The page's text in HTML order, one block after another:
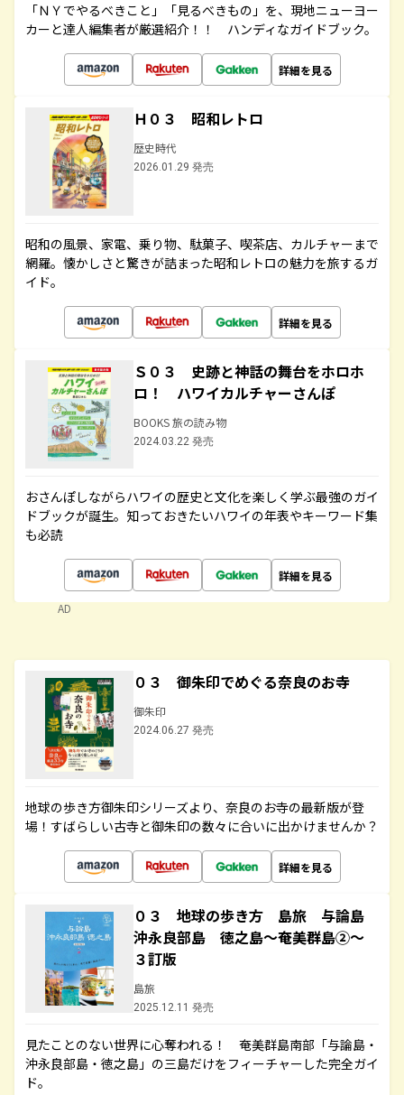
「ＮＹでやるべきこと」「見るべきもの」を、現地ニューヨー
カーと達人編集者が厳選紹介！！ ハンディなガイドブック。
詳細を見る
Ｈ０３ 昭和レトロ
歴史時代
2026.01.29 発売
昭和の風景、家電、乗り物、駄菓子、喫茶店、カルチャーまで
網羅。懐かしさと驚きが詰まった昭和レトロの魅力を旅するガ
イド。
詳細を見る
Ｓ０３ 史跡と神話の舞台をホロホ
ロ！ ハワイカルチャーさんぽ
BOOKS 旅の読み物
2024.03.22 発売
おさんぽしながらハワイの歴史と文化を楽しく学ぶ最強のガイ
ドブックが誕生。知っておきたいハワイの年表やキーワード集
も必読
詳細を見る
AD
０３ 御朱印でめぐる奈良のお寺
御朱印
2024.06.27 発売
地球の歩き方御朱印シリーズより、奈良のお寺の最新版が登
場！すばらしい古寺と御朱印の数々に合いに出かけませんか？
詳細を見る
０３ 地球の歩き方 島旅 与論島
沖永良部島 徳之島～奄美群島②～
３訂版
島旅
2025.12.11 発売
見たことのない世界に心奪われる！ 奄美群島南部「与論島・
沖永良部島・徳之島」の三島だけをフィーチャーした完全ガイ
ド。